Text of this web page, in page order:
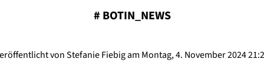
# BOTIN_NEWS
von Stefanie Fiebig am Montag, 4. November 2024